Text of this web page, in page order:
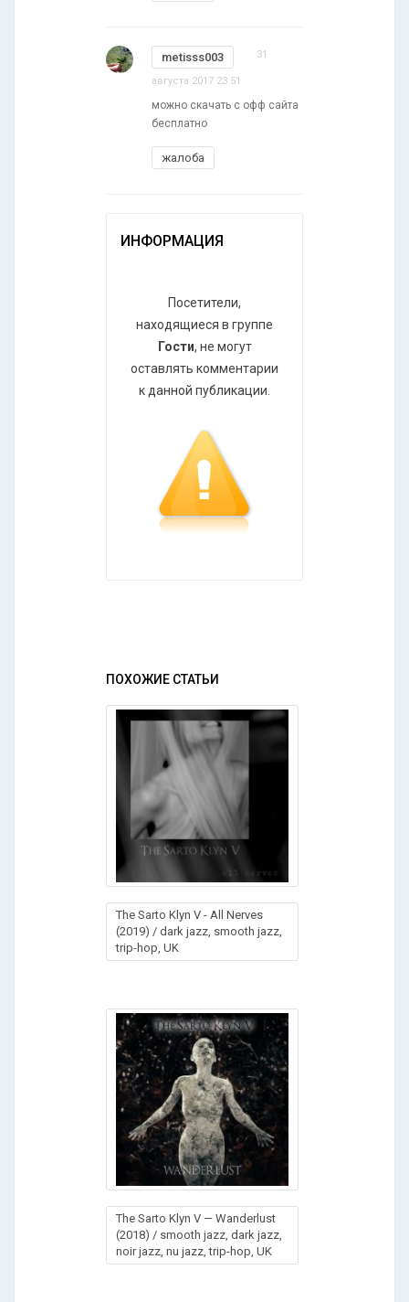
metisss003 31
августа 2017 23:51
можно скачать с офф сайта
бесплатно
жалоба
ИНФОРМАЦИЯ
Посетители,
находящиеся в группе
Гости, не могут
оставлять комментарии
к данной публикации.
ПОХОЖИЕ СТАТЬИ
The Sarto Klyn V - All Nerves
(2019) / dark jazz, smooth jazz,
trip-hop, UK
The Sarto Klyn V — Wanderlust
(2018) / smooth jazz, dark jazz,
noir jazz, nu jazz, trip-hop, UK